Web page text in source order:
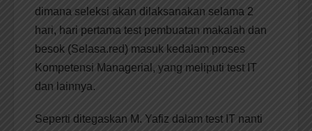
dimana seleksi akan dilaksanakan selama 2
hari, hari pertama test pembuatan makalah dan
besok (Selasa.red) masuk kedalam proses
Kompetensi Managerial, yang meliputi test IT
dan lainnya.
Seperti ditegaskan M. Yafiz dalam test IT nanti